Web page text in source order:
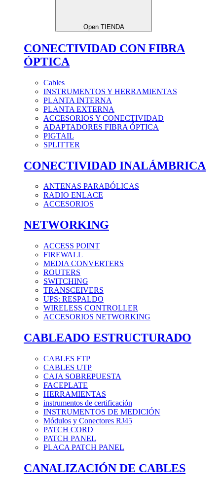
Open TIENDA
CONECTIVIDAD CON FIBRA
ÓPTICA
Cables
INSTRUMENTOS Y HERRAMIENTAS
PLANTA INTERNA
PLANTA EXTERNA
ACCESORIOS Y CONECTIVIDAD
ADAPTADORES FIBRA ÓPTICA
PIGTAIL
SPLITTER
CONECTIVIDAD INALÁMBRICA
ANTENAS PARABÓLICAS
RADIO ENLACE
ACCESORIOS
NETWORKING
ACCESS POINT
FIREWALL
MEDIA CONVERTERS
ROUTERS
SWITCHING
TRANSCEIVERS
UPS: RESPALDO
WIRELESS CONTROLLER
ACCESORIOS NETWORKING
CABLEADO ESTRUCTURADO
CABLES FTP
CABLES UTP
CAJA SOBREPUESTA
FACEPLATE
HERRAMIENTAS
instrumentos de certificación
INSTRUMENTOS DE MEDICIÓN
Módulos y Conectores RJ45
PATCH CORD
PATCH PANEL
PLACA PATCH PANEL
CANALIZACIÓN DE CABLES